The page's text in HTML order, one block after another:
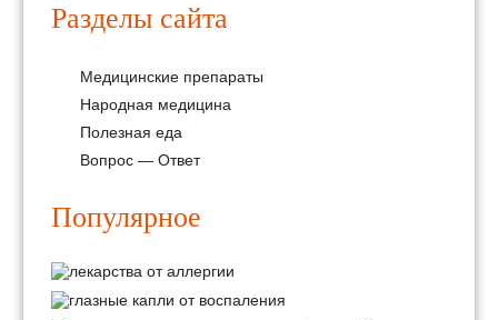
Разделы сайта
Медицинские препараты
Народная медицина
Полезная еда
Вопрос — Ответ
Популярное